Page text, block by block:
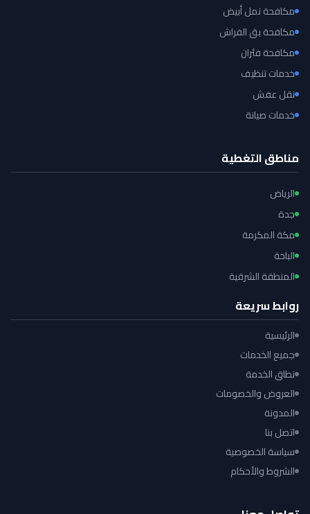
مكافحة نمل أبيض
مكافحة بق الفراش
مكافحة فئران
خدمات تنظيف
نقل عفش
خدمات صيانة
مناطق التغطية
الرياض
جدة
مكة المكرمة
الباحة
المنطقة الشرقية
روابط سريعة
الرئيسية
جميع الخدمات
نطاق الخدمة
العروض والخصومات
المدونة
اتصل بنا
سياسة الخصوصية
الشروط والأحكام